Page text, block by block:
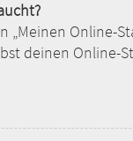
Online-
deinen Online-